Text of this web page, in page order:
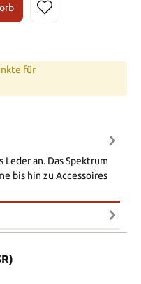
für
an. Das Spektrum
bis hin zu Accessoires